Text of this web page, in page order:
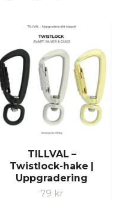
TILLVAL –
Twistlock-hake |
Uppgradering
79 kr